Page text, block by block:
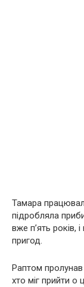
Тамара
підробляла
вже п’ять
пригод.
Раптом
хто міг прийти о